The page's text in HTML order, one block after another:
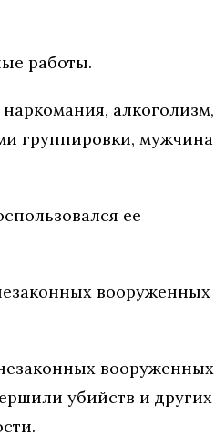
работы.
алкоголизм,
группировки, мужчина
ее
вооруженных
вооруженных
убийств и других